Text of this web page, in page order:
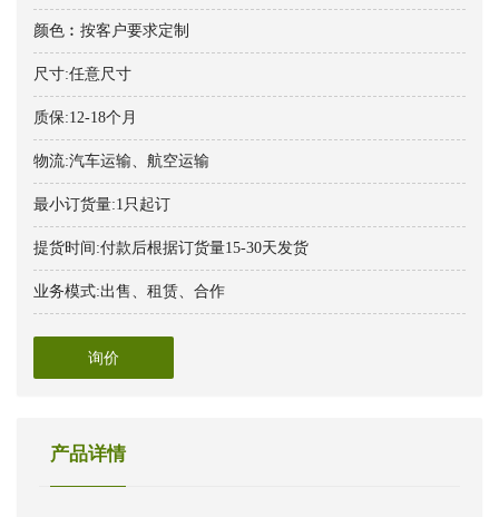
颜色︰按客户要求定制
尺寸:任意尺寸
质保:12-18个月
物流:汽车运输、航空运输
最小订货量:1只起订
提货时间:付款后根据订货量15-30天发货
业务模式:出售、租赁、合作
询价
产品详情